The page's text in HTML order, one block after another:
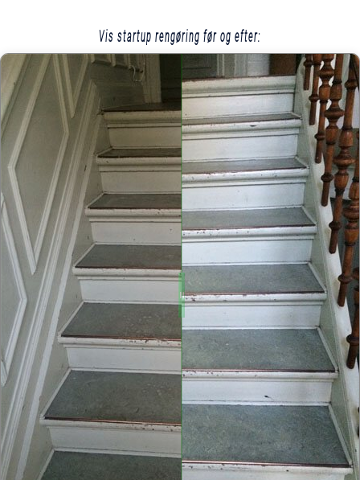
Vis startup rengøring før og efter: